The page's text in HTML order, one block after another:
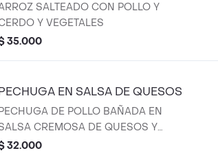
SALTEADO CON POLLO Y
Y VEGETALES
35.000
EN SALSA DE QUESOS
DE POLLO BAÑADA EN
CREMOSA DE QUESOS Y
lleva sopa y agua de panela.
32.000